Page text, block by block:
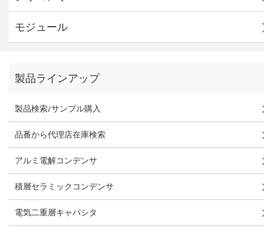
モジュール
製品ラインアップ
製品検索/サンプル購入
品番から代理店在庫検索
アルミ電解コンデンサ
積層セラミックコンデンサ
電気二重層キャパシタ